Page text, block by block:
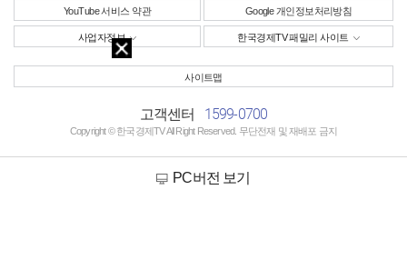
YouTube 서비스 약관 Google 개인정보처리방침
사업자정보 한국경제TV 패밀리 사이트
사이트맵
고객센터 1599-0700
Copyright © 한국경제TV All Right Reserved. 무단전재 및 재배포 금지
PC버전 보기